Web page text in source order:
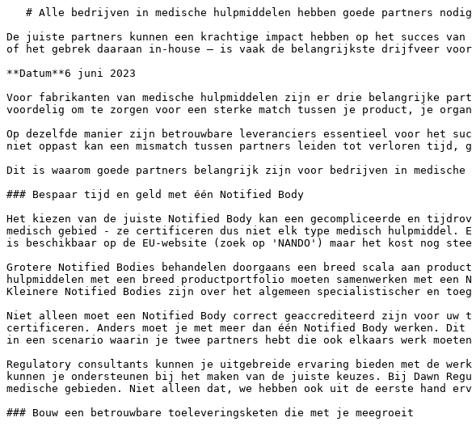
De juiste partners kunnen een krachtige impact hebben op het succes
of het gebrek daaraan in-house – is vaak de belangrijkste drijfveer voor
**Datum**6 juni 2023
Voor fabrikanten van medische hulpmiddelen zijn er drie belangrijke
voordelig om te zorgen voor een sterke match tussen je product, je
Op dezelfde manier zijn betrouwbare leveranciers essentieel voor het
niet oppast kan een mismatch tussen partners leiden tot verloren tijd,
Dit is waarom goede partners belangrijk zijn voor bedrijven in medische
### Bespaar tijd en geld met één Notified Body
Het kiezen van de juiste Notified Body kan een gecompliceerde en
medisch gebied - ze certificeren dus niet elk type medisch hulpmiddel.
is beschikbaar op de EU-website (zoek op 'NANDO') maar het kost nog
Grotere Notified Bodies behandelen doorgaans een breed scala aan
hulpmiddelen met een breed productportfolio moeten samenwerken met
Kleinere Notified Bodies zijn over het algemeen specialistischer en
Niet alleen moet een Notified Body correct geaccrediteerd zijn voor uw
certificeren. Anders moet je met meer dan één Notified Body werken.
in een scenario waarin je twee partners hebt die ook elkaars werk
Regulatory consultants kunnen je uitgebreide ervaring bieden met de
kunnen je ondersteunen bij het maken van de juiste keuzes. Bij Dawn
medische gebieden. Niet alleen dat, we hebben ook uit de eerste hand
### Bouw een betrouwbare toeleveringsketen die met je meegroeit